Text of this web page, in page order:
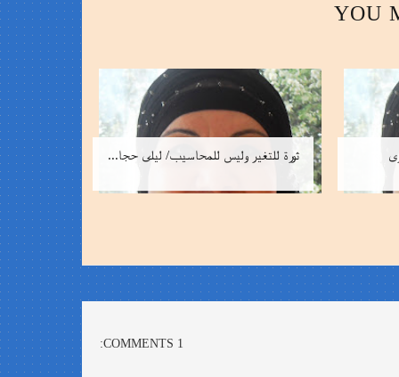
YOU
ثورة للتغير وليس للمحاسيب/ ليلى حجا... اليوم
1 COMMENTS: